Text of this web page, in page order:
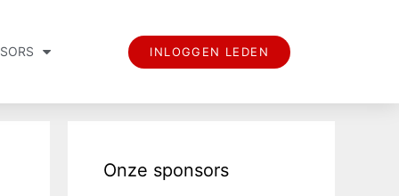
INLOGGEN LEDEN
Onze sponsors